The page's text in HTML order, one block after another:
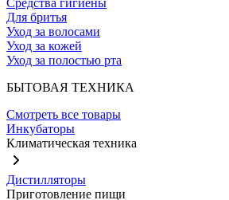
Средства гигиены
Для бритья
Уход за волосами
Уход за кожей
Уход за полостью рта
БЫТОВАЯ ТЕХНИКА
Смотреть все товары
Инкубаторы
Климатическая техника
Дистилляторы
Приготовление пищи